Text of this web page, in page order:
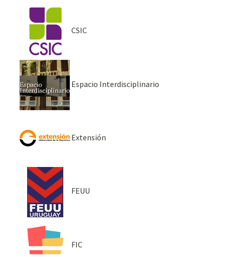
CSIC
Espacio Interdisciplinario
Extensión
FEUU
FIC